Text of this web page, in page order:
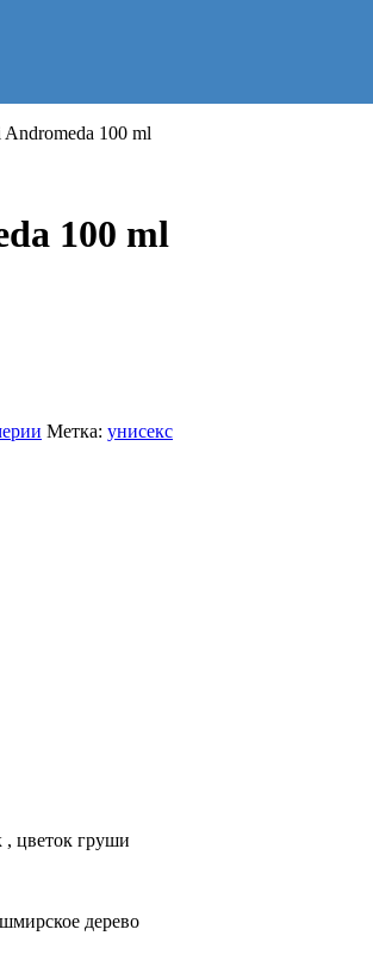
Andromeda 100 ml
100 ml
Метка: унисекс
, цветок груши
дерево